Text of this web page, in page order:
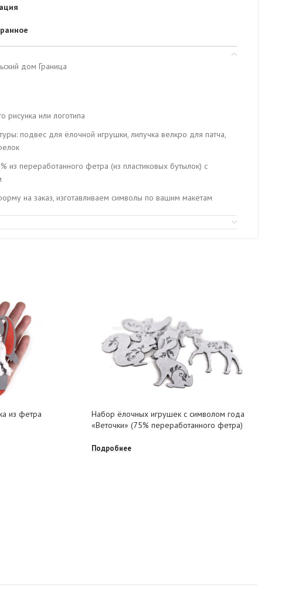
дом Граница
рисунка или логотипа
подвес для ёлочной игрушки, липучка велкро для патча,
из переработанного фетра (из пластиковых бутылок) с
на заказ, изготавливаем символы по вашим макетам
из фетра
Набор ёлочных игрушек с символом года
«Веточки» (75% переработанного фетра)
Подробнее